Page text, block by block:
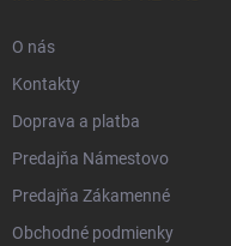
O nás
Kontakty
Doprava a platba
Predajňa Námestovo
Predajňa Zákamenné
Obchodné podmienky